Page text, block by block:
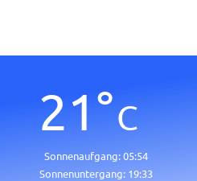
21°C
Sonnenaufgang:05:54
Sonnenuntergang: 19:33